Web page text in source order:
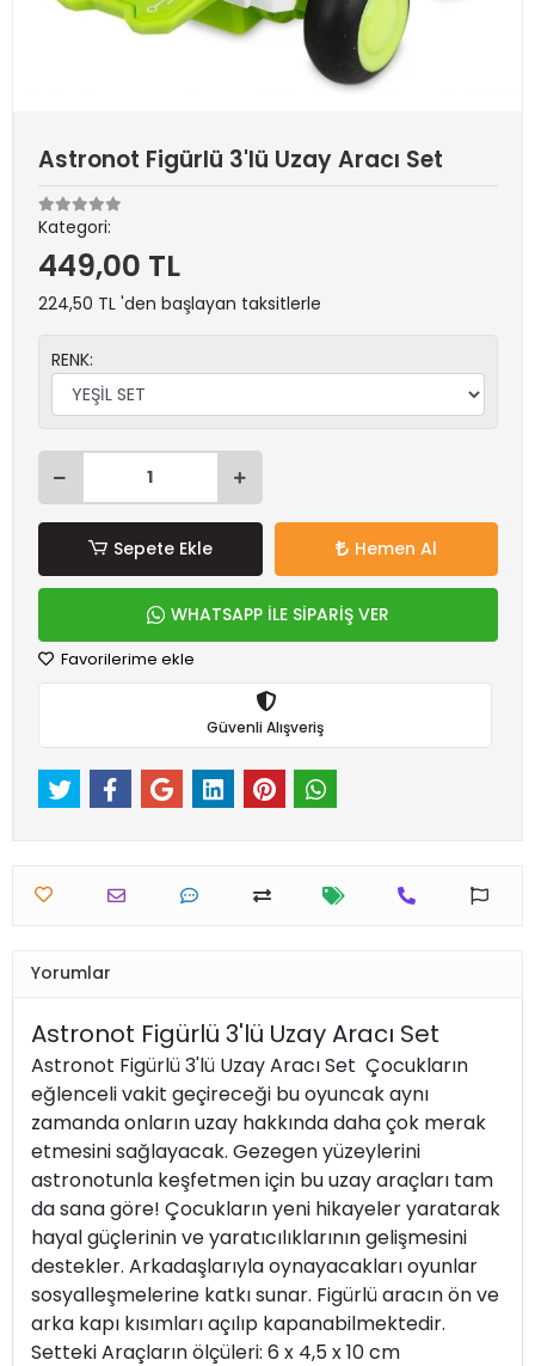
Astronot Figürlü 3'lü Uzay Aracı Set
Kategori:
449,00 TL
224,50 TL 'den başlayan taksitlerle
RENK:
Sepete Ekle Hemen Al
WHATSAPP İLE SİPARİŞ VER
Favorilerime ekle
Güvenli Alışveriş
Yorumlar
Astronot Figürlü 3'lü Uzay Aracı Set
Astronot Figürlü 3'lü Uzay Aracı Set Çocukların
eğlenceli vakit geçireceği bu oyuncak aynı
zamanda onların uzay hakkında daha çok merak
etmesini sağlayacak. Gezegen yüzeylerini
astronotunla keşfetmen için bu uzay araçları tam
da sana göre! Çocukların yeni hikayeler yaratarak
hayal güçlerinin ve yaratıcılıklarının gelişmesini
destekler. Arkadaşlarıyla oynayacakları oyunlar
sosyalleşmelerine katkı sunar. Figürlü aracın ön ve
arka kapı kısımları açılıp kapanabilmektedir.
Setteki Araçların ölçüleri: 6 x 4,5 x 10 cm